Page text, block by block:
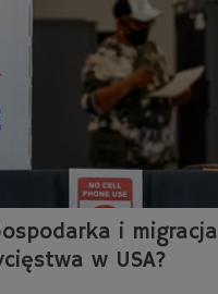
i migracja
w USA?